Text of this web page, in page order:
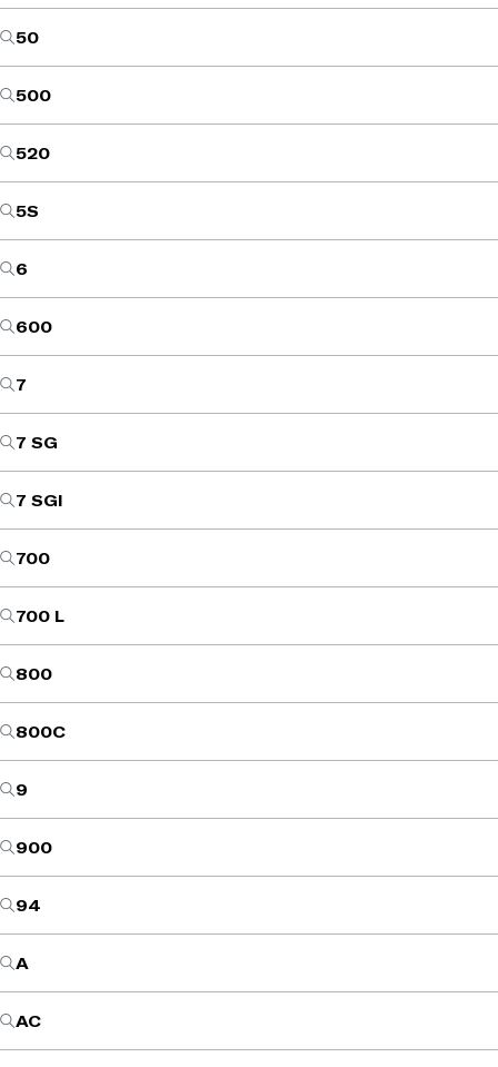
50
500
520
5S
6
600
7
7 SG
7 SGI
700
700 L
800
800C
9
900
94
A
AC